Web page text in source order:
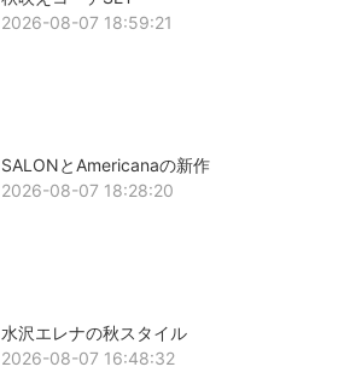
2026-08-07 18:59:21
SALONとAmericanaの新作
2026-08-07 18:28:20
水沢エレナの秋スタイル
2026-08-07 16:48:32